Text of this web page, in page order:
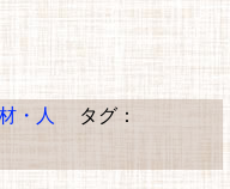
・人 タグ：